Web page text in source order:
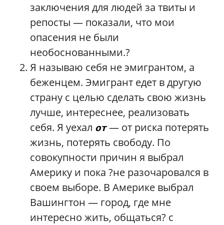
заключения для людей за твиты и
репосты — показали, что мои
опасения не были
необоснованными.?
Я называю себя не эмигрантом, а
беженцем. Эмигрант едет в другую
страну с целью сделать свою жизнь
лучше, интереснее, реализовать
себя. Я уехал от— от риска потерять
жизнь, потерять свободу. По
совокупности причин я выбрал
Америку и пока ?не разочаровался в
своем выборе. В Америке выбрал
Вашингтон — город, где мне
интересно жить, общаться? с